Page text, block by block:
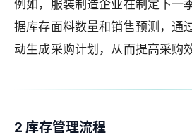
例如，服装制造企业在制定下一
据库存面料数量和销售预测，通
动生成采购计划，从而提高采购
2 库存管理流程